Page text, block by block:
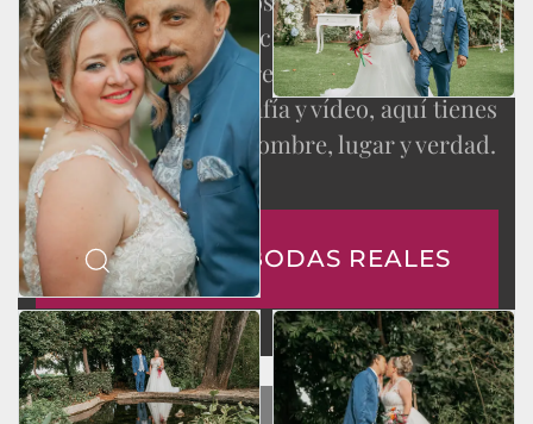
fiesta que no necesitó manual de
instrucciones.Si quieres ver más bodas reales
contadas con fotografía y vídeo, aquí tienes
otras historias con nombre, lugar y verdad.
VER MÁS BODAS REALES